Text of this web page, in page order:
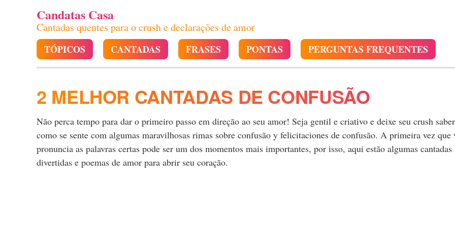
Candatas Casa
Cantadas quentes para o crush e declarações de amor
TÓPICOS CANTADAS FRASES PONTAS PERGUNTAS FREQUENTES
2 MELHOR CANTADAS DE CONFUSÃO
Não perca tempo para dar o primeiro passo em direção ao seu amor! Seja gentil e criativo e deixe seu crush saber
como se sente com algumas maravilhosas rimas sobre confusão y felicitaciones de confusão. A primeira vez que
pronuncia as palavras certas pode ser um dos momentos mais importantes, por isso, aqui estão algumas cantadas
divertidas e poemas de amor para abrir seu coração.